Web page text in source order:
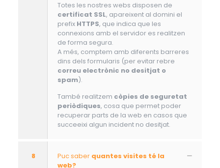
Totes les nostres webs disposen de
certificat SSL, apareixent al domini el
prefix HTTPS, que indica que les
connexions amb el servidor es realitzen
de forma segura.
A més, comptem amb diferents barreres
dins dels formularis (per evitar rebre
correu electrònic no desitjat o
spam).
També realitzem còpies de seguretat
periòdiques, cosa que permet poder
recuperar parts de la web en casos que
succeeixi algun incident no desitjat.
8 Puc saber quantes visites té la
web?